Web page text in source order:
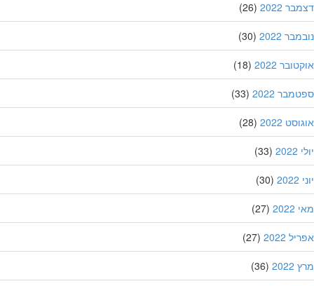
2022
(26)
2022
(30)
2022
(18)
2022
(33)
2022
(28)
(33)
(30)
(27)
2022
(27)
(36)